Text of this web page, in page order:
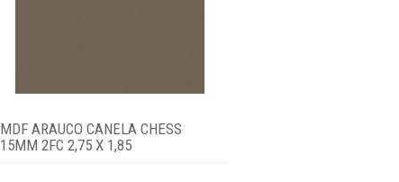
MDF ARAUCO CANELA CHESS
15MM 2FC 2,75 X 1,85